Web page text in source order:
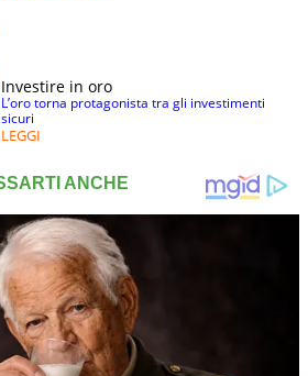
Investire in oro
L’oro torna protagonista tra gli investimenti
sicuri
LEGGI